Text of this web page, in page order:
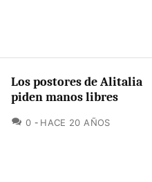
Los postores de Alitalia
piden manos libres
0 COMENTARIOS
HACE 20 AÑOS